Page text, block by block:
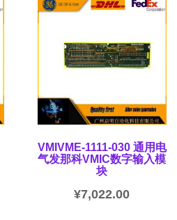
VMIVME-1111-030 通用电
气发那科VMIC数字输入模
块
¥7,022.00